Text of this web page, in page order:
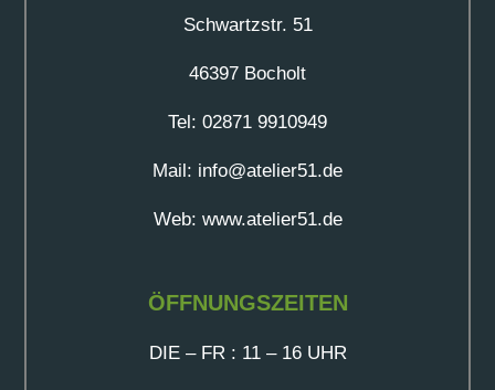
Schwartzstr. 51
46397 Bocholt
Tel: 02871 9910949
Mail: info@atelier51.de
Web: www.atelier51.de
ÖFFNUNGSZEITEN
DIE – FR : 11 – 16 UHR